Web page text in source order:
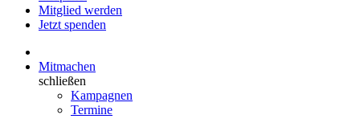
Mitglied werden
Jetzt spenden
Mitmachen
schließen
Kampagnen
Termine